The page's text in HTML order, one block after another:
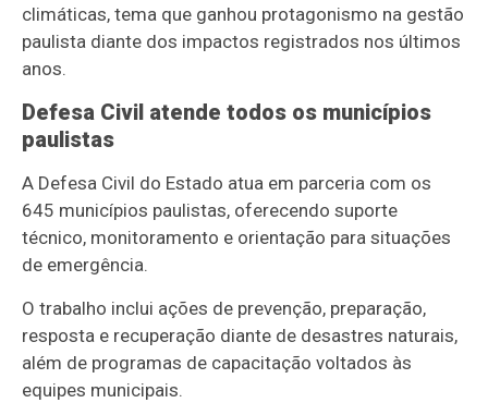
climáticas, tema que ganhou protagonismo na gestão
paulista diante dos impactos registrados nos últimos
anos.
Defesa Civil atende todos os municípios
paulistas
A Defesa Civil do Estado atua em parceria com os
645 municípios paulistas, oferecendo suporte
técnico, monitoramento e orientação para situações
de emergência.
O trabalho inclui ações de prevenção, preparação,
resposta e recuperação diante de desastres naturais,
além de programas de capacitação voltados às
equipes municipais.